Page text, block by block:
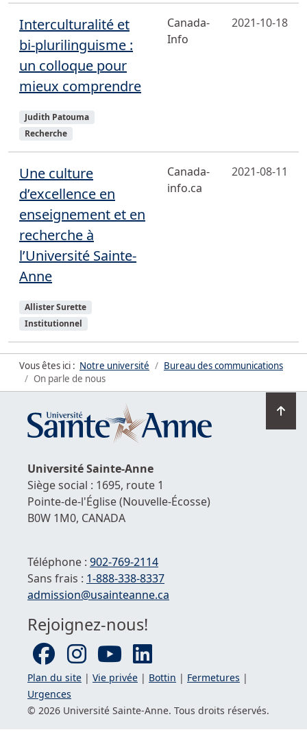
Interculturalité et
bi-plurilinguisme :
un colloque pour
mieux comprendre
Sujets
Judith Patouma
Recherche
Canada-
Info
2021-10-18
Une culture
d’excellence en
enseignement et en
recherche à
l’Université Sainte-
Anne
Sujets
Allister Surette
Institutionnel
Canada-
info.ca
2021-08-11
Vous êtes ici : Notre université
Bureau des communications
On parle de nous
en
UniversitéSainte-Anne
Siège social : 1695, route 1
Pointe-de-l'Église(Nouvelle-Écosse)
B0W 1M0, CANADA
Téléphone : 902-769-2114
Sans frais : 1-888-338-8337
Courriel :
admission@usainteanne.ca
Rejoignez-nous!
Plan du site | Vie privée | Bottin | Fermetures |
Urgences
© 2026 Université Sainte-Anne. Tous droits réservés.